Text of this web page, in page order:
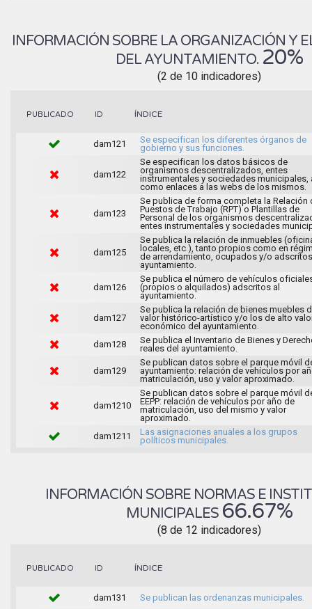
INFORMACIÓN SOBRE LA ORGANIZACIÓN Y
DEL AYUNTAMIENTO. 20%
(2 de 10 indicadores)
PUBLICADO ID ÍNDICE
dam121
Se especifican los diferentes órganos de
gobierno y sus funciones.
dam122
Se especifican los datos básicos de
organismos descentralizados, entes
instrumentales y sociedades municipales,
como enlaces a las webs de los mismos.
dam123
Se publica de forma completa la Relación
Puestos de Trabajo (RPT) o Plantillas de
Personal de los organismos
entes instrumentales y sociedades
dam125
Se publica la relación de inmuebles
locales, etc.), tanto propios como en
de arrendamiento, ocupados y/o
ayuntamiento.
dam126
Se publica el número de vehículos
(propios o alquilados) adscritos al
ayuntamiento.
dam127
Se publica la relación de bienes muebles
valor histórico-artístico y/o los de alto
económico del ayuntamiento.
dam128
Se publica el Inventario de Bienes y
reales del ayuntamiento.
dam129
Se publican datos sobre el parque móvil
ayuntamiento: relación de vehículos por
matriculación, uso y valor aproximado.
dam1210
Se publican datos sobre el parque móvil
EEPP: relación de vehículos por año de
matriculación, uso del mismo y valor
aproximado.
dam1211
Las asignaciones anuales a los grupos
políticos municipales.
INFORMACIÓN SOBRE NORMAS E
MUNICIPALES 66.67%
(8 de 12 indicadores)
PUBLICADO ID ÍNDICE
dam131 Se publican las ordenanzas municipales.